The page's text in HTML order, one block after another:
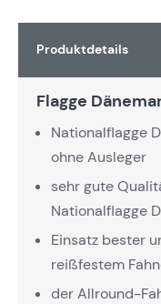
Produktdetails
Flagge
Nationalflagge
ohne Ausleger
sehr gute
Nationalflagge
Einsatz bester
reißfestem
der Allround-